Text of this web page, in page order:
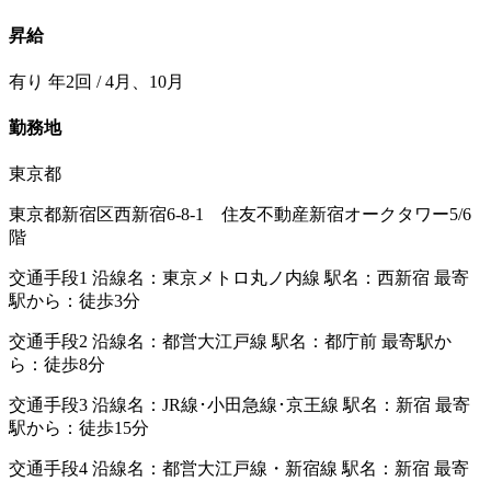
昇給
有り 年2回 / 4月、10月
勤務地
東京都
東京都新宿区西新宿6-8-1 住友不動産新宿オークタワー5/6
階
交通手段1 沿線名：東京メトロ丸ノ内線 駅名：西新宿 最寄
駅から：徒歩3分
交通手段2 沿線名：都営大江戸線 駅名：都庁前 最寄駅か
ら：徒歩8分
交通手段3 沿線名：JR線･小田急線･京王線 駅名：新宿 最寄
駅から：徒歩15分
交通手段4 沿線名：都営大江戸線・新宿線 駅名：新宿 最寄